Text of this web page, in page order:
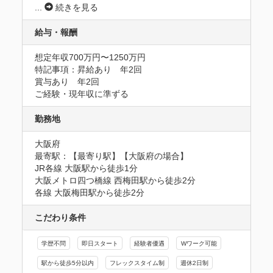
続きを見る
給与・報酬
想定年収700万円〜1250万円
特記事項：昇給あり　年2回
賞与あり　年2回
ご経験・現年収に準ずる
勤務地
大阪府
最寄駅：【最寄り駅】【大阪府の場合】
JR各線 大阪駅から徒歩1分
大阪メトロ四つ橋線 西梅田駅から徒歩2分
各線 大阪梅田駅から徒歩2分
こだわり条件
学歴不問 即日スタート 経験者優遇 Wワーク可能
駅から徒歩5分以内 フレックスタイム制 週休2日制